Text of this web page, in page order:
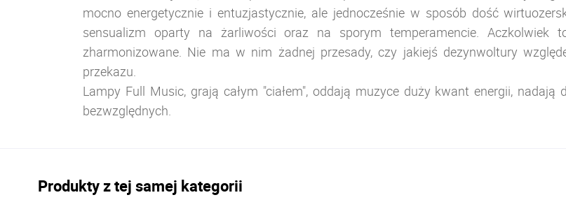
mocno energetycznie i entuzjastycznie, ale jednocześnie w sposób dość
sensualizm oparty na żarliwości oraz na sporym temperamencie.
zharmonizowane. Nie ma w nim żadnej przesady, czy jakiejś dezynwoltury
przekazu.
Lampy Full Music, grają całym "ciałem", oddają muzyce duży kwant energii,
bezwzględnych.
Produkty z tej samej kategorii